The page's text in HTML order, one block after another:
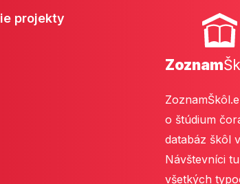
projekty
Zoznam
o štúdium
databáz škôl
Návštevníci
všetkých